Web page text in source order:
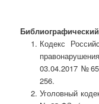
Кодекс
03.04.2017
256.
Уголовный